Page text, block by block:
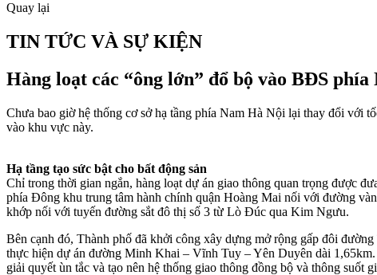
Quay lại
TIN TỨC VÀ SỰ KIỆN
Hàng loạt các “ông lớn” đổ bộ vào BĐS phía
Chưa bao giờ hệ thống cơ sở hạ tầng phía Nam Hà Nội lại thay đổi với
vào khu vực này.
Hạ tầng tạo sức bật cho bất động sản
Chỉ trong thời gian ngắn, hàng loạt dự án giao thông quan trọng được
phía Đông khu trung tâm hành chính quận Hoàng Mai nối với đường
khớp nối với tuyến đường sắt đô thị số 3 từ Lò Đúc qua Kim Ngưu.
Bên cạnh đó, Thành phố đã khởi công xây dựng mở rộng gấp đôi
thực hiện dự án đường Minh Khai – Vĩnh Tuy – Yên Duyên dài
giải quyết ùn tắc và tạo nên hệ thống giao thông đồng bộ và thông